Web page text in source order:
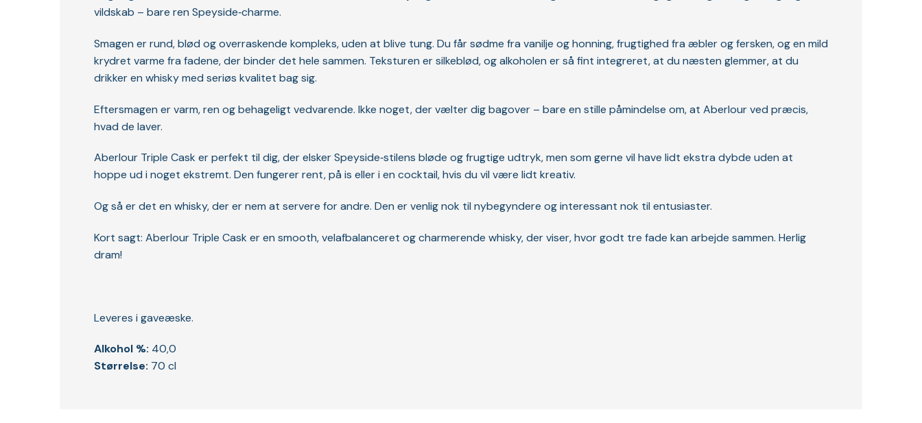
vildskab – bare ren Speyside‑charme.
Smagen er rund, blød og overraskende kompleks, uden at blive tung. Du får sødme fra vanilje og honning, frugtighed fra æbler og fersken, og en mild
krydret varme fra fadene, der binder det hele sammen. Teksturen er silkeblød, og alkoholen er så fint integreret, at du næsten glemmer, at du
drikker en whisky med seriøs kvalitet bag sig.
Eftersmagen er varm, ren og behageligt vedvarende. Ikke noget, der vælter dig bagover – bare en stille påmindelse om, at Aberlour ved præcis,
hvad de laver.
Aberlour Triple Cask er perfekt til dig, der elsker Speyside‑stilens bløde og frugtige udtryk, men som gerne vil have lidt ekstra dybde uden at
hoppe ud i noget ekstremt. Den fungerer rent, på is eller i en cocktail, hvis du vil være lidt kreativ.
Og så er det en whisky, der er nem at servere for andre. Den er venlig nok til nybegyndere og interessant nok til entusiaster.
Kort sagt: Aberlour Triple Cask er en smooth, velafbalanceret og charmerende whisky, der viser, hvor godt tre fade kan arbejde sammen. Herlig
dram!
Leveres i gaveæske.
Alkohol %: 40,0
Størrelse: 70 cl